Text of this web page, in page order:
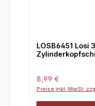
LOSB6451 Losi
Regulärer Preis:
8,99 €
Preise inkl. MwSt.